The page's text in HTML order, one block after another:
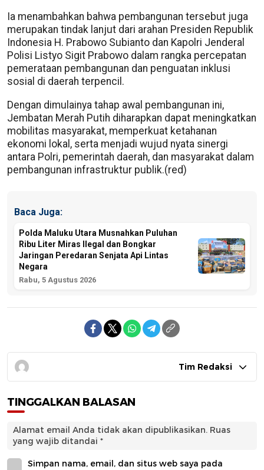
Ia menambahkan bahwa pembangunan tersebut juga
merupakan tindak lanjut dari arahan Presiden Republik
Indonesia H. Prabowo Subianto dan Kapolri Jenderal
Polisi Listyo Sigit Prabowo dalam rangka percepatan
pemerataan pembangunan dan penguatan inklusi
sosial di daerah terpencil.
Dengan dimulainya tahap awal pembangunan ini,
Jembatan Merah Putih diharapkan dapat meningkatkan
mobilitas masyarakat, memperkuat ketahanan
ekonomi lokal, serta menjadi wujud nyata sinergi
antara Polri, pemerintah daerah, dan masyarakat dalam
pembangunan infrastruktur publik.(red)
Baca Juga:
Polda Maluku Utara Musnahkan Puluhan
Ribu Liter Miras Ilegal dan Bongkar
Jaringan Peredaran Senjata Api Lintas
Negara
Rabu, 5 Agustus 2026
Tim Redaksi
TINGGALKAN BALASAN
Alamat email Anda tidak akan dipublikasikan. Ruas
yang wajib ditandai *
Simpan nama, email, dan situs web saya pada